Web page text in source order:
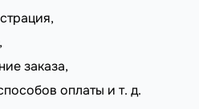
заказа,
оплаты и т. д.